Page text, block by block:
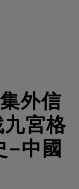
外信
宮格
–中國